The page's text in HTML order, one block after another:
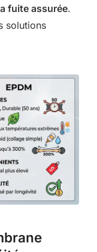
fuite assurée.
solutions